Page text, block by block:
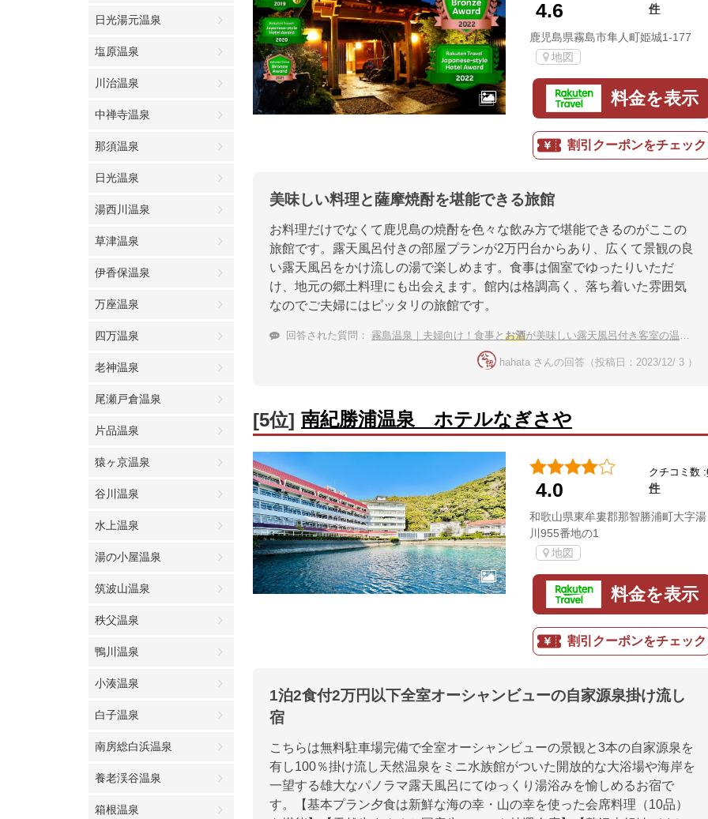
日光湯元温泉
塩原温泉
川治温泉
中禅寺温泉
那須温泉
日光温泉
湯西川温泉
草津温泉
伊香保温泉
万座温泉
四万温泉
老神温泉
尾瀬戸倉温泉
片品温泉
猿ヶ京温泉
谷川温泉
水上温泉
湯の小屋温泉
筑波山温泉
秩父温泉
鴨川温泉
小湊温泉
白子温泉
南房総白浜温泉
養老渓谷温泉
箱根温泉
4.6
件
鹿児島県霧島市隼人町姫城1-177
地図
料金を表示
割引クーポンをチェック
美味しい料理と薩摩焼酎を堪能できる旅館
お料理だけでなくて鹿児島の焼酎を色々な飲み方で堪能できるのがここの
旅館です。露天風呂付きの部屋プランが2万円台からあり、広くて景観の良
い露天風呂をかけ流しの湯で楽しめます。食事は個室でゆったりいただ
け、地元の郷土料理にも出会えます。館内は格調高く、落ち着いた雰囲気
なのでご夫婦にはピッタリの旅館です。
回答された質問： 霧島温泉｜夫婦向け！食事と お酒が美味しい露天風呂付き客室の温泉宿を教えて下さい。
hahata さんの回答（投稿日：2023/12/ 3 ）
[5位] 南紀勝浦温泉 ホテルなぎさや
4.0
クチコミ数 :
件
和歌山県東牟婁郡那智勝浦町大字湯
川955番地の1
地図
料金を表示
割引クーポンをチェック
1泊2食付2万円以下全室オーシャンビューの自家源泉掛け流し
宿
こちらは無料駐車場完備で全室オーシャンビューの景観と3本の自家源泉を
有し100％掛け流し天然温泉をミニ水族館がついた開放的な大浴場や海岸を
一望する雄大なパノラマ露天風呂にてゆっくり湯浴みを愉しめるお宿で
す。【基本プラン夕食は新鮮な海の幸・山の幸を使った会席料理（10品）